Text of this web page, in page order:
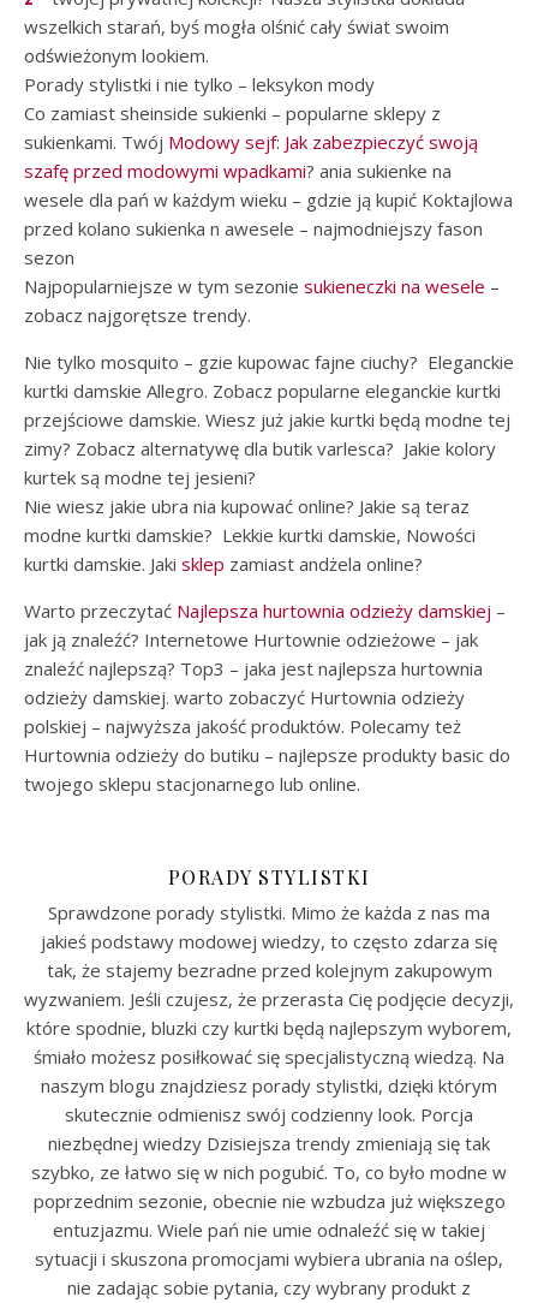
wszelkich starań, byś mogła olśnić cały świat swoim
odświeżonym lookiem.
Porady stylistki i nie tylko – leksykon mody
Co zamiast sheinside sukienki – popularne sklepy z
sukienkami. Twój Modowy sejf: Jak zabezpieczyć swoją
szafę przed modowymi wpadkami? ania sukienke na
wesele dla pań w każdym wieku – gdzie ją kupić Koktajlowa
przed kolano sukienka n awesele – najmodniejszy fason
sezon
Najpopularniejsze w tym sezonie sukieneczki na wesele –
zobacz najgorętsze trendy.
Nie tylko mosquito – gzie kupowac fajne ciuchy? Eleganckie
kurtki damskie Allegro. Zobacz popularne eleganckie kurtki
przejściowe damskie. Wiesz już jakie kurtki będą modne tej
zimy? Zobacz alternatywę dla butik varlesca? Jakie kolory
kurtek są modne tej jesieni?
Nie wiesz jakie ubra nia kupować online? Jakie są teraz
modne kurtki damskie? Lekkie kurtki damskie, Nowości
kurtki damskie. Jaki sklep zamiast andżela online?
Warto przeczytać Najlepsza hurtownia odzieży damskiej –
jak ją znaleźć? Internetowe Hurtownie odzieżowe – jak
znaleźć najlepszą? Top3 – jaka jest najlepsza hurtownia
odzieży damskiej. warto zobaczyć Hurtownia odzieży
polskiej – najwyższa jakość produktów. Polecamy też
Hurtownia odzieży do butiku – najlepsze produkty basic do
twojego sklepu stacjonarnego lub online.
PORADY STYLISTKI
Sprawdzone porady stylistki. Mimo że każda z nas ma
jakieś podstawy modowej wiedzy, to często zdarza się
tak, że stajemy bezradne przed kolejnym zakupowym
wyzwaniem. Jeśli czujesz, że przerasta Cię podjęcie decyzji,
które spodnie, bluzki czy kurtki będą najlepszym wyborem,
śmiało możesz posiłkować się specjalistyczną wiedzą. Na
naszym blogu znajdziesz porady stylistki, dzięki którym
skutecznie odmienisz swój codzienny look. Porcja
niezbędnej wiedzy Dzisiejsza trendy zmieniają się tak
szybko, ze łatwo się w nich pogubić. To, co było modne w
poprzednim sezonie, obecnie nie wzbudza już większego
entuzjazmu. Wiele pań nie umie odnaleźć się w takiej
sytuacji i skuszona promocjami wybiera ubrania na oślep,
nie zadając sobie pytania, czy wybrany produkt z